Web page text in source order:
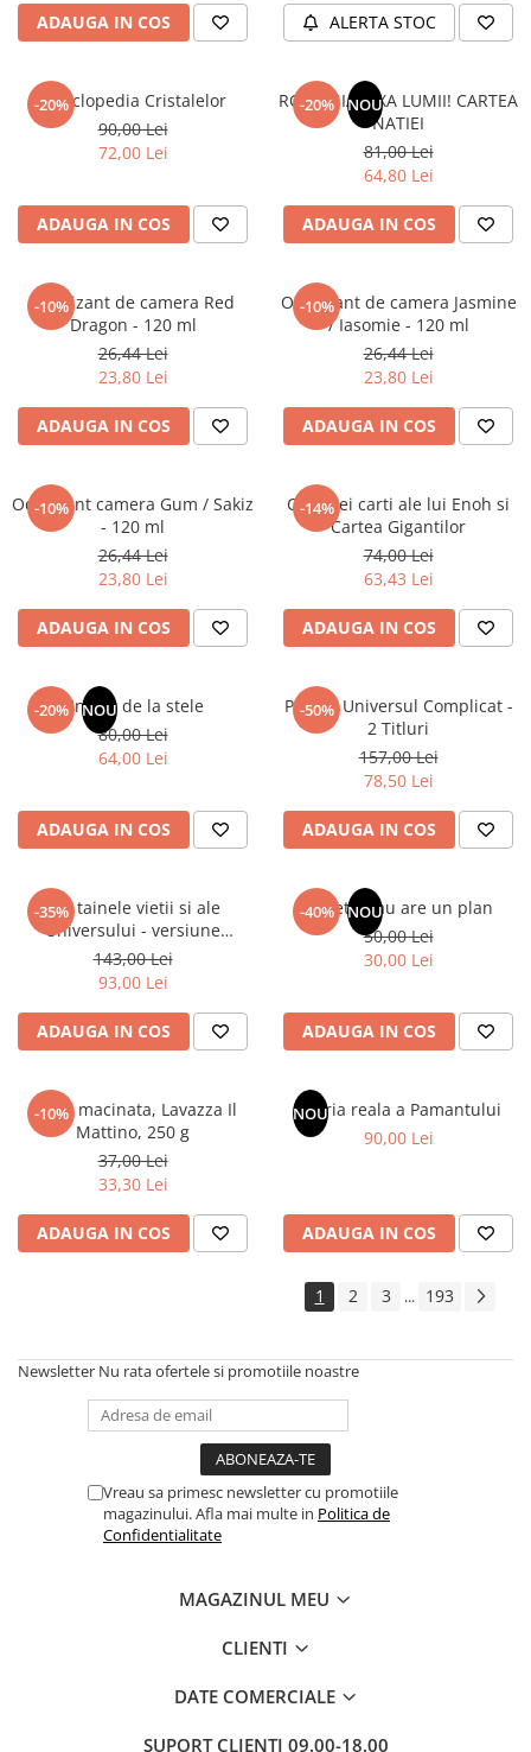
Clasa a VIII-a
Clasa I
Limbi Straine
Povesti
Povesti - Basme - Legende
Realitatea Augmentata
Religie pentru copii
ScienceConnection
ADAUGA IN COS ALERTA STOC
-20%
Enciclopedia Cristalelor
90,00 Lei
72,00 Lei
ADAUGA IN COS
-20% NOU
ROMANIA, AXA LUMII! CARTEA
NATIEI
81,00 Lei
64,80 Lei
ADAUGA IN COS
-10%
Odorizant de camera Red
Dragon - 120 ml
26,44 Lei
23,80 Lei
ADAUGA IN COS
-10%
Odorizant de camera Jasmine
/ Iasomie - 120 ml
26,44 Lei
23,80 Lei
ADAUGA IN COS
-10%
Odorizant camera Gum / Sakiz
- 120 ml
26,44 Lei
23,80 Lei
ADAUGA IN COS
-14%
Cele trei carti ale lui Enoh si
Cartea Gigantilor
74,00 Lei
63,43 Lei
ADAUGA IN COS
-20% NOU
Un dar de la stele
80,00 Lei
64,00 Lei
ADAUGA IN COS
-50%
Pachet Universul Complicat -
2 Titluri
157,00 Lei
78,50 Lei
ADAUGA IN COS
-35%
Din tainele vietii si ale
Universului - versiune
originala din 1939. Volumele I-
III.
143,00 Lei
93,00 Lei
ADAUGA IN COS
-40% NOU
Sufletul tau are un plan
50,00 Lei
30,00 Lei
ADAUGA IN COS
-10%
Cafea macinata, Lavazza Il
Mattino, 250 g
37,00 Lei
33,30 Lei
ADAUGA IN COS
NOU
Istoria reala a Pamantului
90,00 Lei
ADAUGA IN COS
1 2 3 ... 193
Newsletter Nu rata ofertele si promotiile noastre
Vreau sa primesc newsletter cu promotiile
magazinului. Afla mai multe in Politica de
Confidentialitate
MAGAZINUL MEU
CLIENTI
DATE COMERCIALE
SUPORT CLIENTI 09.00-18.00